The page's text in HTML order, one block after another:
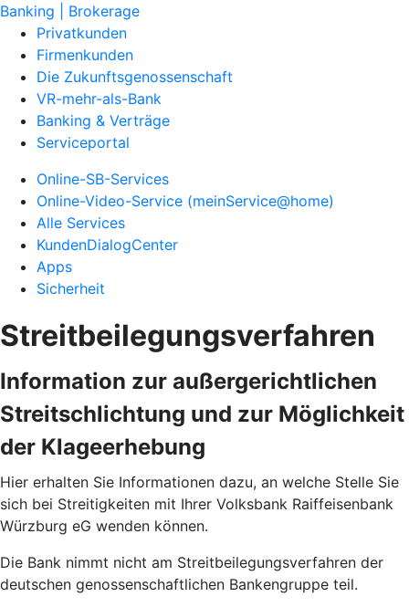
Banking | Brokerage
Privatkunden
Firmenkunden
Die Zukunftsgenossenschaft
VR-mehr-als-Bank
Banking & Verträge
Serviceportal
Online-SB-Services
Online-Video-Service (meinService@home)
Alle Services
KundenDialogCenter
Apps
Sicherheit
Streitbeilegungsverfahren
Information zur außergerichtlichen
Streitschlichtung und zur Möglichkeit
der Klageerhebung
Hier erhalten Sie Informationen dazu, an welche Stelle Sie
sich bei Streitigkeiten mit Ihrer Volksbank Raiffeisenbank
Würzburg eG wenden können.
Die Bank nimmt nicht am Streitbeilegungsverfahren der
deutschen genossenschaftlichen Bankengruppe teil.